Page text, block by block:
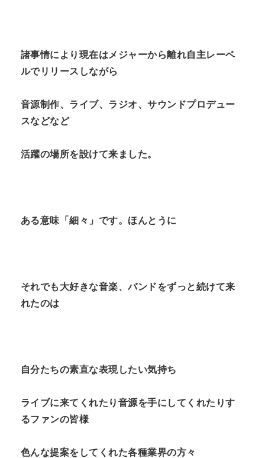
諸事情により現在はメジャーから離れ自主レーベ
ルでリリースしながら
音源制作、ライブ、ラジオ、サウンドプロデュー
スなどなど
活躍の場所を設けて来ました。
ある意味「細々」です。ほんとうに
それでも大好きな音楽、バンドをずっと続けて来
れたのは
自分たちの素直な表現したい気持ち
ライブに来てくれたり音源を手にしてくれたりす
るファンの皆様
色んな提案をしてくれた各種業界の方々